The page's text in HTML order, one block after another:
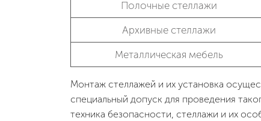
Полочные стеллажи
Архивные стеллажи
Металлическая мебель
Монтаж стеллажей и их установка
специальный допуск для проведения
техника безопасности, стеллажи и их